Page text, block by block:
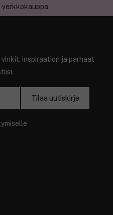
inspiraation ja parhaat
Tilaa uutiskirje